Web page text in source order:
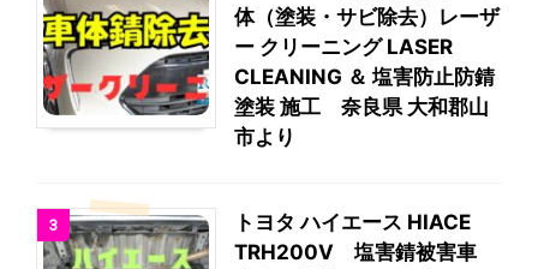
体（塗装・サビ除去）レーザ
ー クリーニング LASER
CLEANING ＆ 塩害防止防錆
塗装 施工 奈良県 大和郡山
市より
3
トヨタ ハイエース HIACE
TRH200V 塩害錆被害車